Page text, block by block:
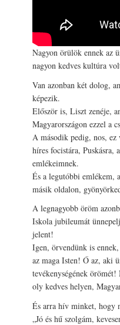
Nagyon örülök ennek az
nagyon kedves kultúra
Van azonban két dolog,
képezik.
Először is, Liszt zenéje,
Magyarországon ezzel a
A második pedig, nos,
híres focistára, Puskásra,
emlékeimnek.
És a legutóbbi emlékem,
másik oldalon,
A legnagyobb öröm
Iskola jubileumát
jelent!
Igen, örvendünk is
az maga Isten! Ő az, aki
tevékenységének örömét!
oly kedves helyen,
És arra hív minket, hogy
„Jó és hű szolgám,